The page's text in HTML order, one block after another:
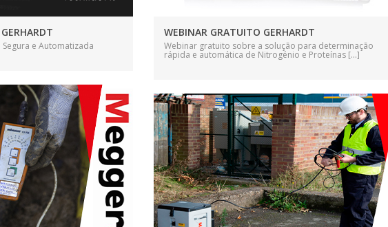
e Automatizada
WEBINAR GRATUITO GERHARDT
Webinar gratuito sobre a solução para determinação
rápida e automática de Nitrogénio e Proteínas [...]